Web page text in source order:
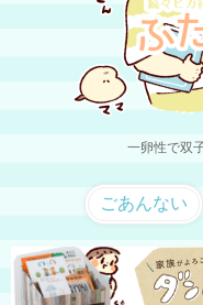
一卵性で双
ごあんない